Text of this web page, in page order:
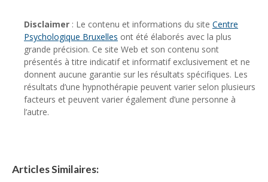
Disclaimer : Le contenu et informations du site Centre
Psychologique Bruxelles ont été élaborés avec la plus
grande précision. Ce site Web et son contenu sont
présentés à titre indicatif et informatif exclusivement et ne
donnent aucune garantie sur les résultats spécifiques. Les
résultats d’une hypnothérapie peuvent varier selon plusieurs
facteurs et peuvent varier également d’une personne à
l’autre.
Articles Similaires: